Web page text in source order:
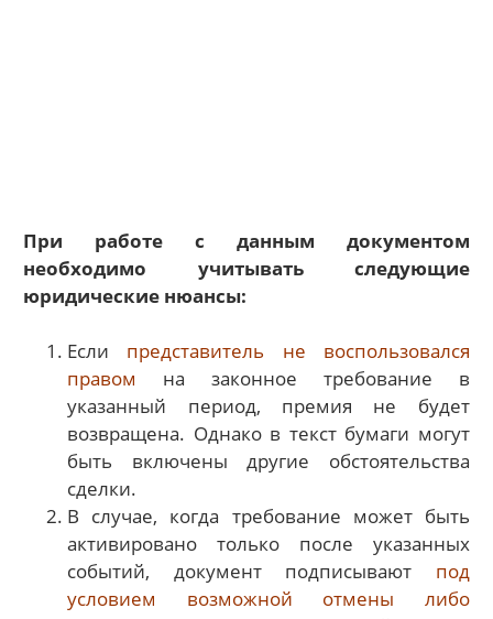
При работе с данным документом
необходимо учитывать следующие
юридические нюансы:
Если представитель не воспользовался
правом на законное требование в
указанный период, премия не будет
возвращена. Однако в текст бумаги могут
быть включены другие обстоятельства
сделки.
В случае, когда требование может быть
активировано только после указанных
событий, документ подписывают под
условием возможной отмены либо